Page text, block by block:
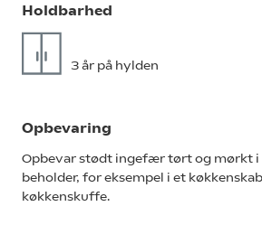
Holdbarhed
3 år på hylden
Opbevaring
Opbevar stødt ingefær tørt og mørkt
beholder, for eksempel i et
køkkenskuffe.